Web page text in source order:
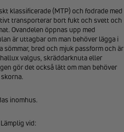
klassificerade (MTP) och fodrade med
transporterar bort fukt och svett och
Ovandelen öppnas upp med
är uttagbar om man behöver lägga i
sömmar, bred och mjuk passform och är
valgus, skräddarknuta eller
gör det också lätt om man behöver
inomhus.
vid: